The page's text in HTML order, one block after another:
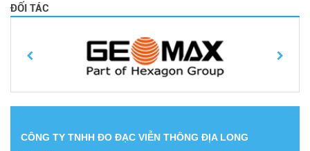
ĐỐI TÁC
CÔNG TY TNHH ĐO ĐẠC VIỄN THÔNG ĐỊA LONG